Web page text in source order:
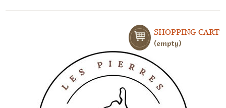
SHOPPING CART
empty